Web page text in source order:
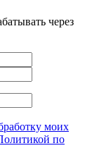
через
моих
по